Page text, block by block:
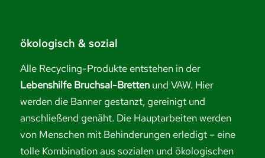
ökologisch & sozial
Alle Recycling-Produkte entstehen in der
Lebenshilfe Bruchsal-Bretten und VAW. Hier
werden die Banner gestanzt, gereinigt und
anschließend genäht. Die Hauptarbeiten werden
von Menschen mit Behinderungen erledigt – eine
tolle Kombination aus sozialen und ökologischen